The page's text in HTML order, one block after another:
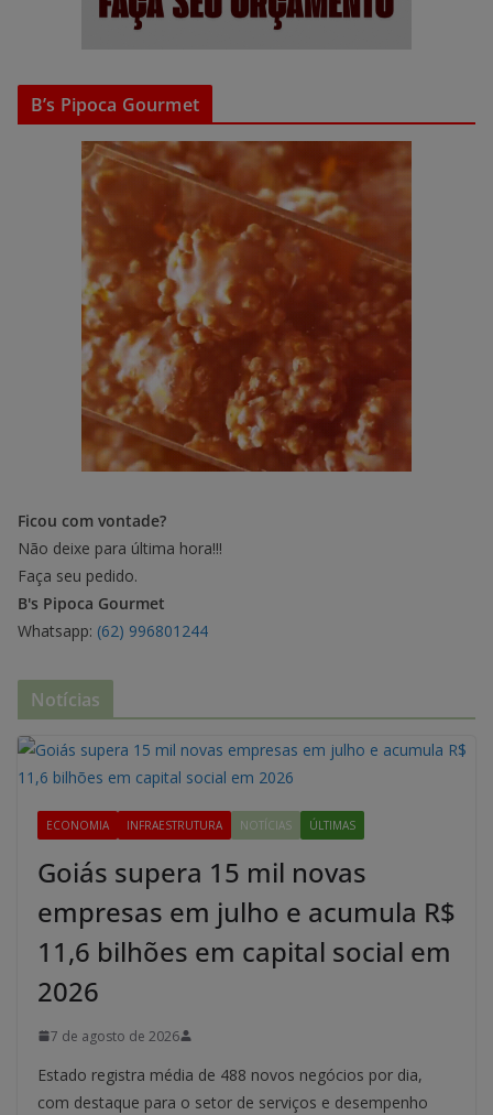
B’s Pipoca Gourmet
Ficou com vontade?
Não deixe para última hora!!!
Faça seu pedido.
B's Pipoca Gourmet
Whatsapp: (62) 996801244
Notícias
ECONOMIA INFRAESTRUTURA NOTÍCIAS ÚLTIMAS
Goiás supera 15 mil novas
empresas em julho e acumula R$
11,6 bilhões em capital social em
2026
7 de agosto de 2026
Estado registra média de 488 novos negócios por dia,
com destaque para o setor de serviços e desempenho